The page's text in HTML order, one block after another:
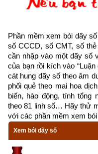
xâm lấn và có hình
Mộc: là các loại
và phát triển
Hỏa: là lửa và khí
hiện là ánh sáng
Thổ: là các loại
nấng vạn vật.
Trong năm loại ngũ
nhất vì Thổ nuôi dưỡng
dẫn dòng Thủy, lưu giữ Hỏa.
Phần mềm xem bói dãy
số CCCD, số CMT, số
cần nhập vào một dãy số
của bạn rồi kích vào
cát hung dãy số theo âm
phối quẻ theo mai hoa
biến, hào động, tính tổng
theo 81 linh số… Hãy thử
với các phần mềm xem
Xem bói dãy số